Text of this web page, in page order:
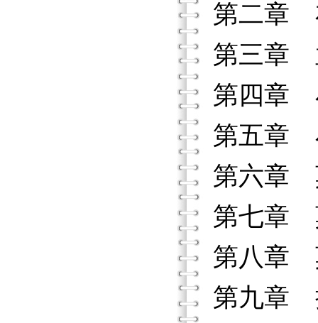
第二章
第三章
第四章
第五章
第六章
第七章
第八章
第九章